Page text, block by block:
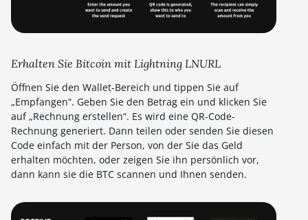
Erhalten Sie Bitcoin mit Lightning LNURL
Öffnen Sie den Wallet-Bereich und tippen Sie auf
„Empfangen“. Geben Sie den Betrag ein und klicken Sie
auf „Rechnung erstellen“. Es wird eine QR-Code-
Rechnung generiert. Dann teilen oder senden Sie diesen
Code einfach mit der Person, von der Sie das Geld
erhalten möchten, oder zeigen Sie ihn persönlich vor,
dann kann sie die BTC scannen und Ihnen senden.